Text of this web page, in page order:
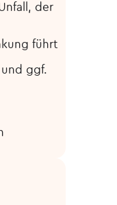
der
führt
und ggf.